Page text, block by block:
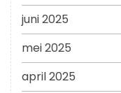
juni 2025
mei 2025
april 2025